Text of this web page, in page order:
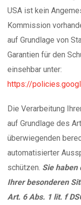
USA ist kein
Kommission
auf Grundlage von
Garantien für den
einsehbar unter:
https://
Die Verarbeitung
auf Grundlage des
überwiegenden
automatisierter
schützen. Sie haben
Ihrer besonderen
Art. 6 Abs. 1 lit. f